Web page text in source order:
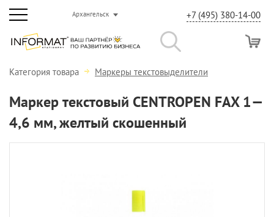
Архангельск +7 (495) 380-14-00
Категория товара Маркеры текстовыделители
Маркер текстовый CENTROPEN FAX 1—
4,6 мм, желтый скошенный